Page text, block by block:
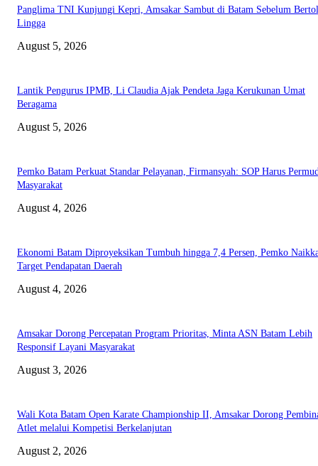
Panglima TNI Kunjungi Kepri, Amsakar Sambut di Batam Sebelum
Lingga
August 5, 2026
Lantik Pengurus IPMB, Li Claudia Ajak Pendeta Jaga Kerukunan Umat
Beragama
August 5, 2026
Pemko Batam Perkuat Standar Pelayanan, Firmansyah: SOP Harus
Masyarakat
August 4, 2026
Ekonomi Batam Diproyeksikan Tumbuh hingga 7,4 Persen, Pemko
Target Pendapatan Daerah
August 4, 2026
Amsakar Dorong Percepatan Program Prioritas, Minta ASN Batam Lebih
Responsif Layani Masyarakat
August 3, 2026
Wali Kota Batam Open Karate Championship II, Amsakar Dorong
Atlet melalui Kompetisi Berkelanjutan
August 2, 2026